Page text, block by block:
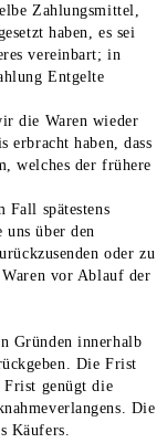
Zahlungsmittel,
haben, es sei
vereinbart; in
Entgelte
die Waren wieder
erbracht haben, dass
welches der frühere
Fall spätestens
uns über den
oder zu
vor Ablauf der
Gründen innerhalb
Die Frist
genügt die
Die
Käufers.